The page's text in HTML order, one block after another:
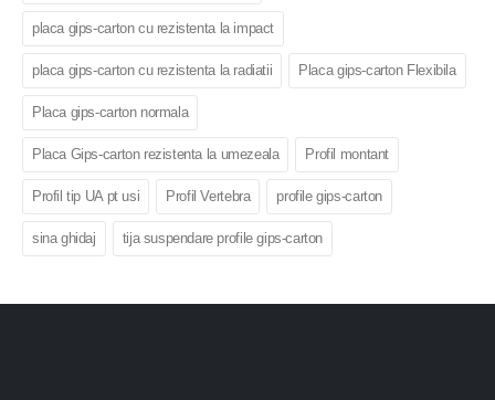
placa gips-carton cu rezistenta la impact
placa gips-carton cu rezistenta la radiatii Placa gips-carton Flexibila
Placa gips-carton normala
Placa Gips-carton rezistenta la umezeala Profil montant
Profil tip UA pt usi Profil Vertebra profile gips-carton
sina ghidaj tija suspendare profile gips-carton